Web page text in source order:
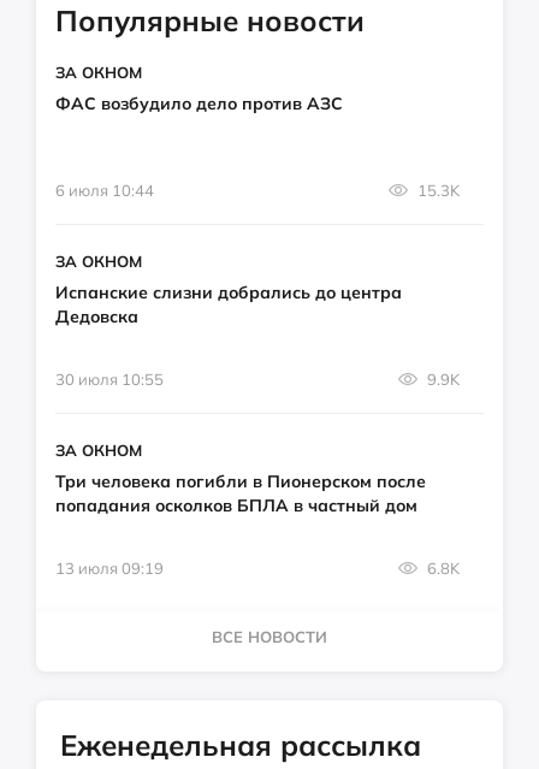
Популярные новости
ЗА ОКНОМ
ФАС возбудило дело против АЗС
6 июля 10:44 15.3K
ЗА ОКНОМ
Испанские слизни добрались до центра
Дедовска
30 июля 10:55 9.9K
ЗА ОКНОМ
Три человека погибли в Пионерском после
попадания осколков БПЛА в частный дом
13 июля 09:19 6.8K
ВСЕ НОВОСТИ
Еженедельная рассылка